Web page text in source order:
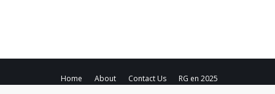
Home About Contact Us
RG en 2025